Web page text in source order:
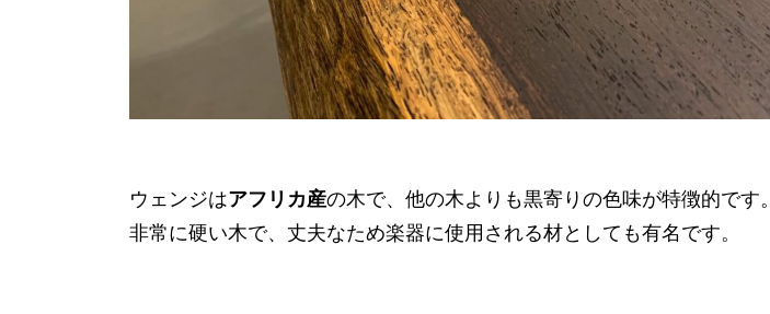
ウェンジはアフリカ産の木で、他の木よりも黒寄りの色味が特徴的です。
非常に硬い木で、丈夫なため楽器に使用される材としても有名です。